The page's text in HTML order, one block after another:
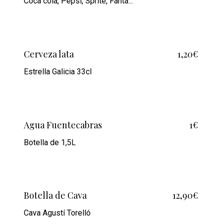
Cerveza lata 1,20€
Estrella Galicia 33cl
Agua Fuentecabras 1€
Botella de 1,5L
Botella de Cava 12,90€
Cava Agustí Torelló